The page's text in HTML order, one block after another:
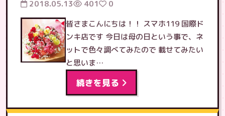
2018.05.13 401
0
皆さまこんにちは！！ スマホ119 国際ド
ンキ店です 今日は母の日という事で、ネ
ットで色々調べてみたので 載せてみたい
と思いま…
続きを見る